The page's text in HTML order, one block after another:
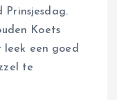
Prinsjesdag.
Koets
een goed
te